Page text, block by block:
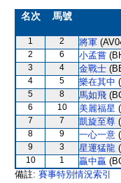
名次 馬號
1 2 將軍
2 6 小孟嘗
3 4 金戰士
4 5 樂在其中
5 8 馬如飛
6 10 美麗福星
7 7 凱旋至尊
8 9 一心一意
9 3 星運猛龍
10 1 贏中贏
備註: 賽事特別情況索引